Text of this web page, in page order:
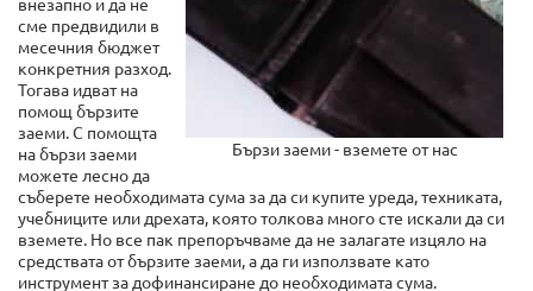
Бързи заеми - вземете от нас
сме предвидили в
месечния бюджет
конкретния разход.
Тогава идват на
помощ бързите
заеми. С помощта
на бързи заеми
можете лесно да
съберете необходимата сума за да си купите уреда, техниката,
учебниците или дрехата, която толкова много сте искали да си
вземете. Но все пак препоръчваме да не залагате изцяло на
средствата от бързите заеми, а да ги използвате като
инструмент за дофинансиране до необходимата сума.